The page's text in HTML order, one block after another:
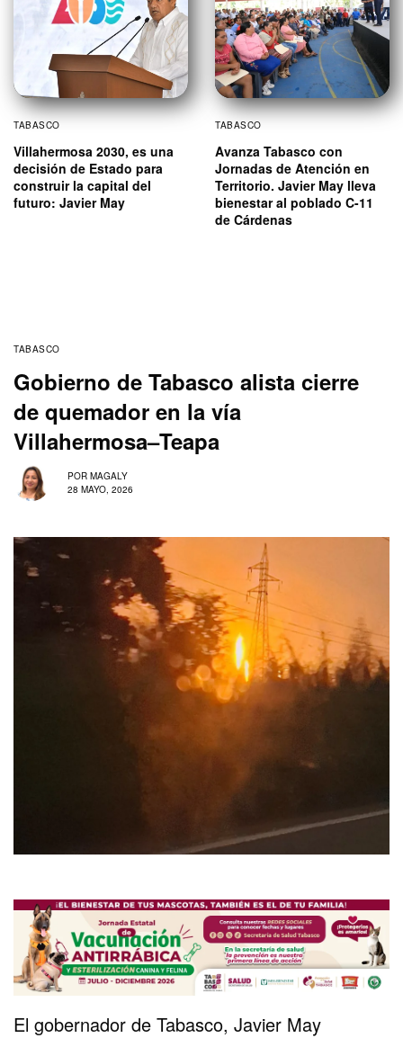
TABASCO
Villahermosa 2030, es una
decisión de Estado para
construir la capital del
futuro: Javier May
TABASCO
Avanza Tabasco con
Jornadas de Atención en
Territorio. Javier May lleva
bienestar al poblado C-11
de Cárdenas
TABASCO
Gobierno de Tabasco alista cierre
de quemador en la vía
Villahermosa–Teapa
POR MAGALY
28 MAYO, 2026
El gobernador de Tabasco, Javier May